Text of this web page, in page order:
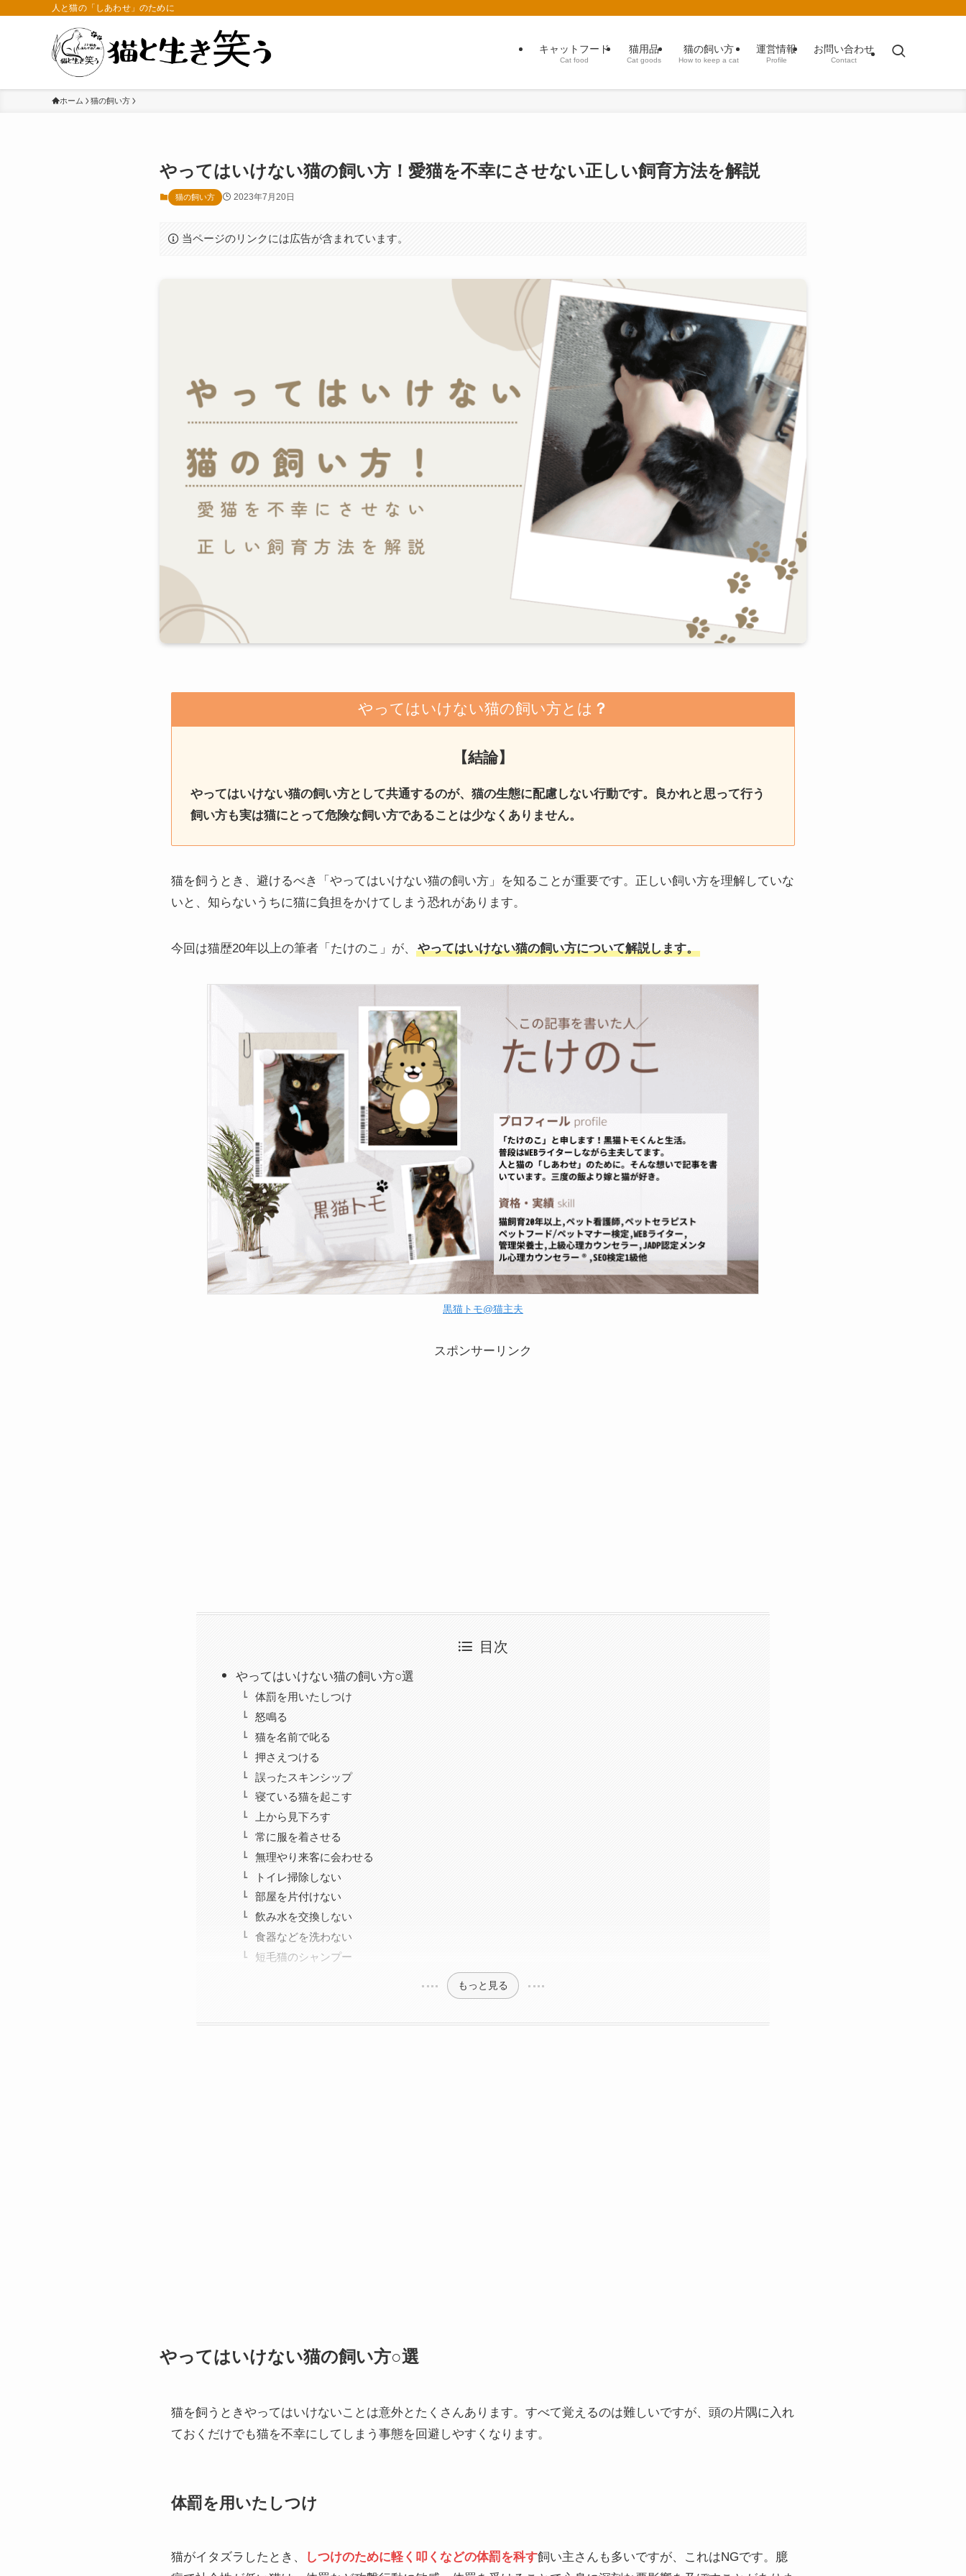
人と猫の「しあわせ」のために
キャットフード
Cat food
猫用品
Cat goods
猫の飼い方
How to keep a cat
運営情報
Profile
お問い合わせ
Contact
ホーム 猫の飼い方
やってはいけない猫の飼い方！愛猫を不幸にさせない正しい飼育方法を解説
猫の飼い方 2023年7月20日
当ページのリンクには広告が含まれています。
やってはいけない猫の飼い方とは ？
【結論】
やってはいけない猫の飼い方として共通するのが、猫の生態に配慮しない行動です。良かれと思って行う
飼い方も実は猫にとって危険な飼い方であることは少なくありません。
猫を飼うとき、避けるべき「やってはいけない猫の飼い方」を知ることが重要です。正しい飼い方を理解していな
いと、知らないうちに猫に負担をかけてしまう恐れがあります。
今回は猫歴20年以上の筆者「たけのこ」が、 やってはいけない猫の飼い方について解説します。
黒猫トモ@猫主夫
スポンサーリンク
目次
やってはいけない猫の飼い方○選
体罰を用いたしつけ
怒鳴る
猫を名前で叱る
押さえつける
誤ったスキンシップ
寝ている猫を起こす
上から見下ろす
常に服を着させる
無理やり来客に会わせる
トイレ掃除しない
部屋を片付けない
飲み水を交換しない
食器などを洗わない
短毛猫のシャンプー
もっと見る
やってはいけない猫の飼い方○選
猫を飼うときやってはいけないことは意外とたくさんあります。すべて覚えるのは難しいですが、頭の片隅に入れ
ておくだけでも猫を不幸にしてしまう事態を回避しやすくなります。
体罰を用いたしつけ
猫がイタズラしたとき、 しつけのために軽く叩くなどの体罰を科す飼い主さんも多いですが、これはNGです。臆